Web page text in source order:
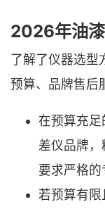
2026年油
了解了仪器选型
预算、品牌售后
在预算充
差仪品牌
要求严格的
若预算有